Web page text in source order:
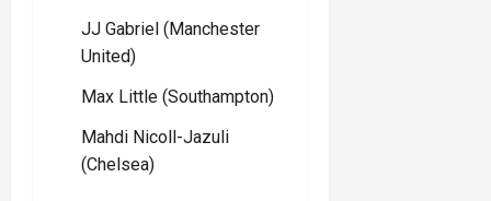
JJ Gabriel (Manchester
United)
Max Little (Southampton)
Mahdi Nicoll-Jazuli
(Chelsea)